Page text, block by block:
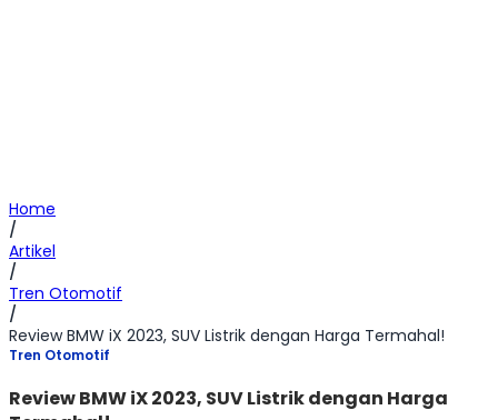
Home
/
Artikel
/
Tren Otomotif
/
Review BMW iX 2023, SUV Listrik dengan Harga Termahal!
Tren Otomotif
Review BMW iX 2023, SUV Listrik dengan Harga